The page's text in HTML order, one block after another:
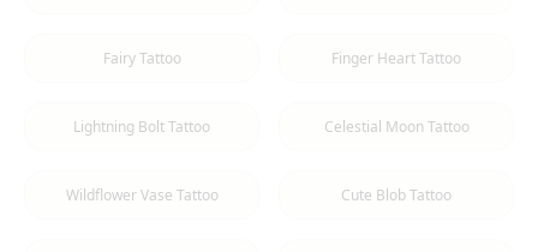
Fairy Tattoo Finger Heart Tattoo
Lightning Bolt Tattoo Celestial Moon Tattoo
Wildflower Vase Tattoo Cute Blob Tattoo